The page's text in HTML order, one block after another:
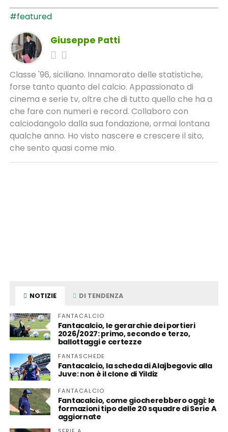
#featured
Giuseppe Patti
Classe '96, siciliano. Innamorato delle statistiche,
forse tanto quanto del calcio. Appassionato di
cinema e serie tv, oltre che di tutto quello che ha a
che fare con numeri e record. Collaboro con
calciodangolo dalla sua fondazione, ormai lontana
qualche anno. Ho visto nascere e crescere il sito,
che sento quasi come mio.
NOTIZIE DI TENDENZA
FANTACALCIO
Fantacalcio, le gerarchie dei portieri
2026/2027: primo, secondo e terzo,
ballottaggi e certezze
FANTASCHEDE
Fantacalcio, la scheda di Alajbegovic alla
Juve: non è il clone di Yildiz
FANTACALCIO
Fantacalcio, come giocherebbero oggi: le
formazioni tipo delle 20 squadre di Serie A
aggiornate